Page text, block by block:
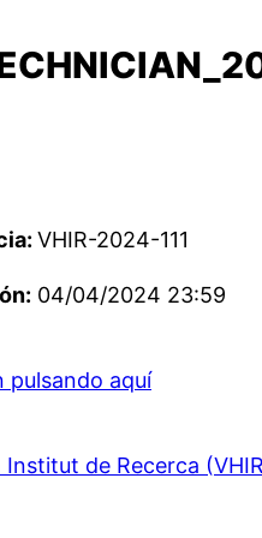
VHIR-2024-111
04/04/2024 23:59
pulsando aquí
Institut de Recerca